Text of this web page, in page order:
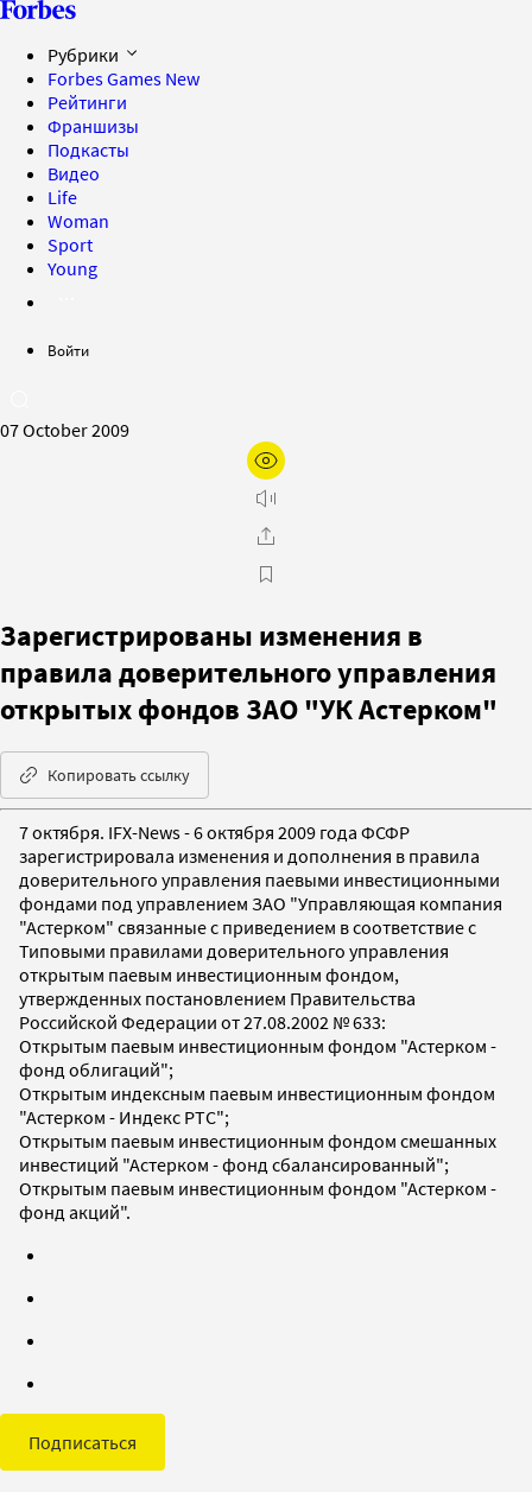
Рубрики
Forbes Games New
Рейтинги
Франшизы
Подкасты
Видео
Life
Woman
Sport
Young
Войти
07 October 2009
Зарегистрированы изменения в
правила доверительного управления
открытых фондов ЗАО "УК Астерком"
Копировать ссылку
7 октября. IFX-News - 6 октября 2009 года ФСФР
зарегистрировала изменения и дополнения в правила
доверительного управления паевыми инвестиционными
фондами под управлением ЗАО "Управляющая компания
"Астерком" связанные с приведением в соответствие с
Типовыми правилами доверительного управления
открытым паевым инвестиционным фондом,
утвержденных постановлением Правительства
Российской Федерации от 27.08.2002 № 633:
Открытым паевым инвестиционным фондом "Астерком -
фонд облигаций";
Открытым индексным паевым инвестиционным фондом
"Астерком - Индекс РТС";
Открытым паевым инвестиционным фондом смешанных
инвестиций "Астерком - фонд сбалансированный";
Открытым паевым инвестиционным фондом "Астерком -
фонд акций".
Подписаться